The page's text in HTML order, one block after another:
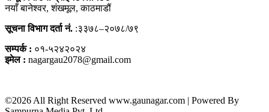
नयाँ बानेश्वर, शंखमूल, काठमाडौं
सूचना विभाग दर्ता नं. :३३७८–२०७८/७९
सम्पर्क : ०१-५२४२०२४
इमेल : nagargau2078@gmail.com
©2026 All Right Reserved www.gaunagar.com | Powered By